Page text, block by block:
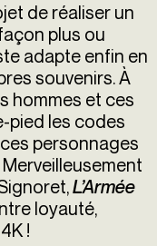
de réaliser un
plus ou
adapte enfin en
souvenirs. À
hommes et ces
pied les codes
personnages
L’Armée
loyauté,
!